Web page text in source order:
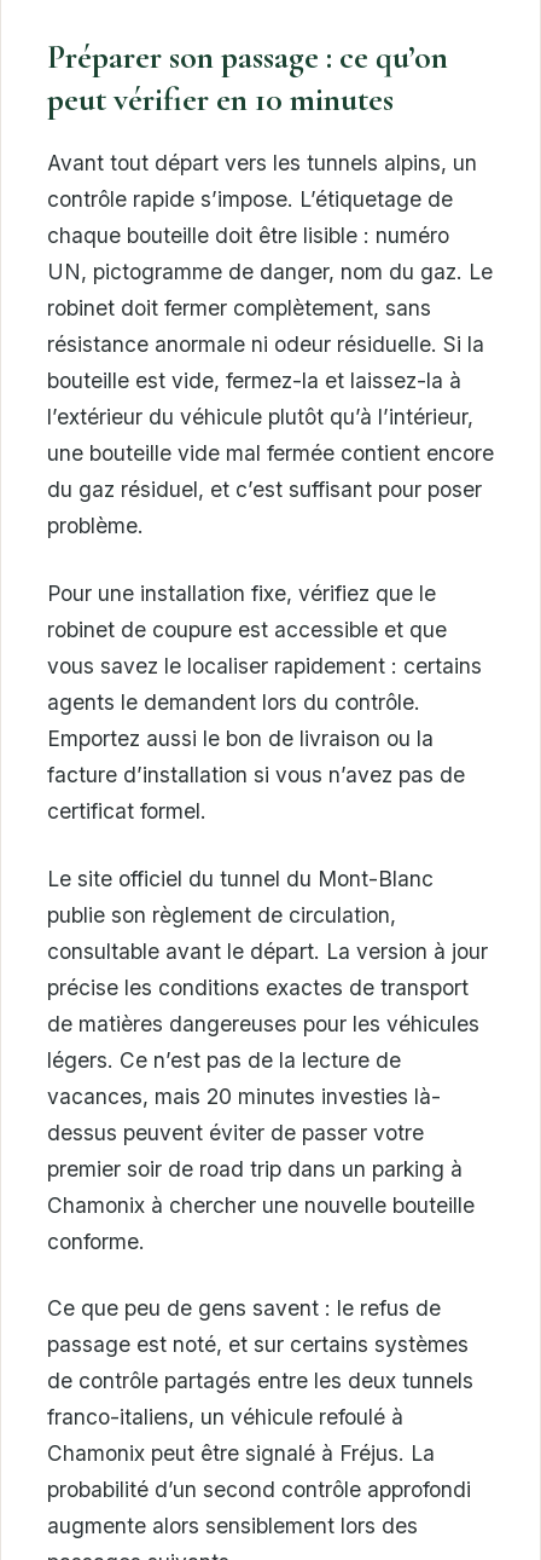
Préparer son passage : ce qu’on
peut vérifier en 10 minutes
Avant tout départ vers les tunnels alpins, un
contrôle rapide s’impose. L’étiquetage de
chaque bouteille doit être lisible : numéro
UN, pictogramme de danger, nom du gaz. Le
robinet doit fermer complètement, sans
résistance anormale ni odeur résiduelle. Si la
bouteille est vide, fermez-la et laissez-la à
l’extérieur du véhicule plutôt qu’à l’intérieur,
une bouteille vide mal fermée contient encore
du gaz résiduel, et c’est suffisant pour poser
problème.
Pour une installation fixe, vérifiez que le
robinet de coupure est accessible et que
vous savez le localiser rapidement : certains
agents le demandent lors du contrôle.
Emportez aussi le bon de livraison ou la
facture d’installation si vous n’avez pas de
certificat formel.
Le site officiel du tunnel du Mont-Blanc
publie son règlement de circulation,
consultable avant le départ. La version à jour
précise les conditions exactes de transport
de matières dangereuses pour les véhicules
légers. Ce n’est pas de la lecture de
vacances, mais 20 minutes investies là-
dessus peuvent éviter de passer votre
premier soir de road trip dans un parking à
Chamonix à chercher une nouvelle bouteille
conforme.
Ce que peu de gens savent : le refus de
passage est noté, et sur certains systèmes
de contrôle partagés entre les deux tunnels
franco-italiens, un véhicule refoulé à
Chamonix peut être signalé à Fréjus. La
probabilité d’un second contrôle approfondi
augmente alors sensiblement lors des